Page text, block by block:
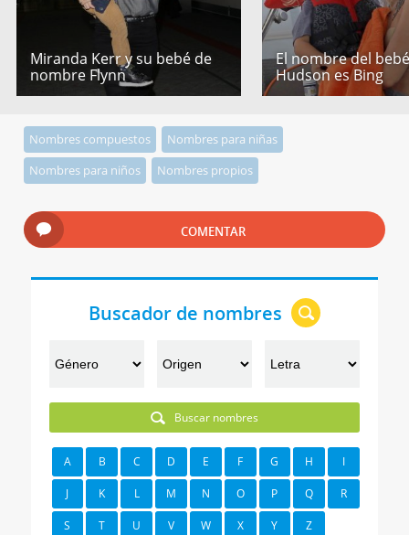
Miranda Kerr y su bebé de
nombre Flynn
El nombre del
Hudson es Bing
Nombres compuestos
Nombres para niñas
Nombres para niños
Nombres propios
COMENTAR
Buscador de nombres
Buscar nombres
A B C D E F G H I
J K L M N O P Q R
S T U V W X Y Z